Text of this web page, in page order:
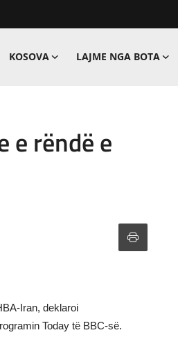
KOSOVA LAJME NGA BOTA
e rëndë e
Iran, deklaroi
Today të BBC-së.